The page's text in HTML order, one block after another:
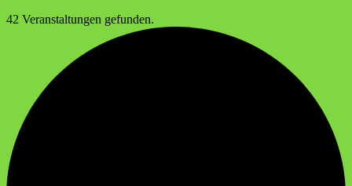
42 Veranstaltungen gefunden.